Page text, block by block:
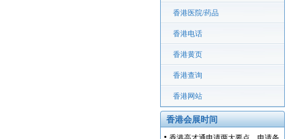
香港医院/药品
香港电话
香港黄页
香港查询
香港网站
香港会展时间